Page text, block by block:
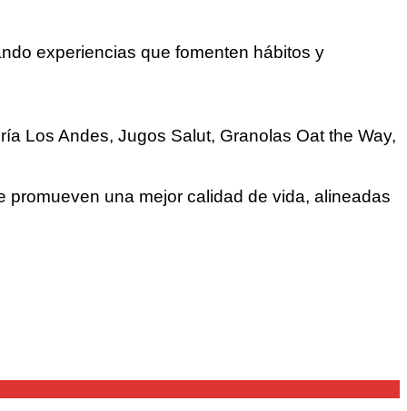
experiencias que fomenten hábitos y
Los Andes, Jugos Salut, Granolas Oat the Way,
una mejor calidad de vida, alineadas